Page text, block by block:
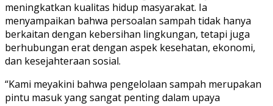
meningkatkan kualitas hidup masyarakat. Ia
menyampaikan bahwa persoalan sampah tidak hanya
berkaitan dengan kebersihan lingkungan, tetapi juga
berhubungan erat dengan aspek kesehatan, ekonomi,
dan kesejahteraan sosial.
“Kami meyakini bahwa pengelolaan sampah merupakan
pintu masuk yang sangat penting dalam upaya